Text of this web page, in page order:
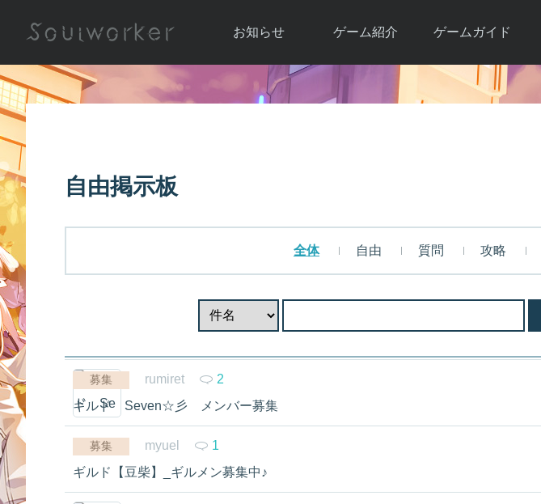
お知らせ
お知らせ一覧
ゲーム紹介
ソウルワーカー
アップデート履
歴
ゲームガイド
ガイド総合もく
自由掲示板
全体 自由 質問 攻略
募集 rumiret 2
ギルド Seven☆彡 メンバー募集
募集 myuel 1
ギルド【豆柴】_ギルメン募集中♪